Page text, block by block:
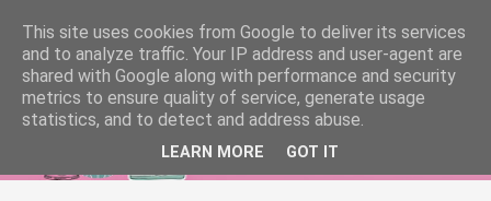
This site uses cookies from Google to deliver its services
and to analyze traffic. Your IP address and user-agent are
shared with Google along with performance and security
metrics to ensure quality of service, generate usage
statistics, and to detect and address abuse.
LEARN MORE GOT IT